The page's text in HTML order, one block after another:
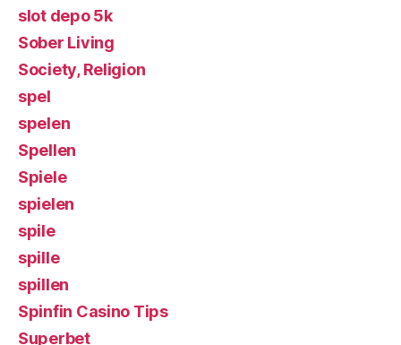
slot depo 5k
Sober Living
Society, Religion
spel
spelen
Spellen
Spiele
spielen
spile
spille
spillen
Spinfin Casino Tips
Superbet